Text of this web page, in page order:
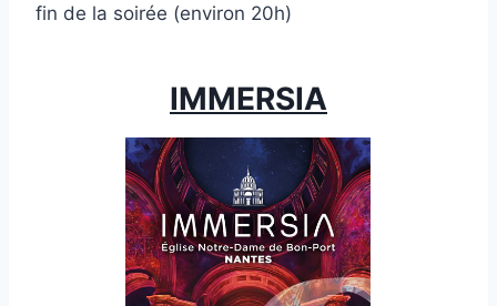
fin de la soirée (environ 20h)
IMMERSIA